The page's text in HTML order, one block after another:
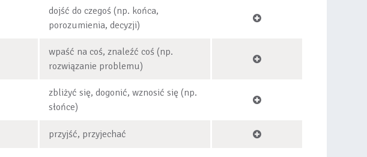
dojść do czegoś (np. końca,
porozumienia, decyzji)
wpaść na coś, znaleźć coś (np.
rozwiązanie problemu)
zbliżyć się, dogonić, wznosić się (np.
słońce)
przyjść, przyjechać